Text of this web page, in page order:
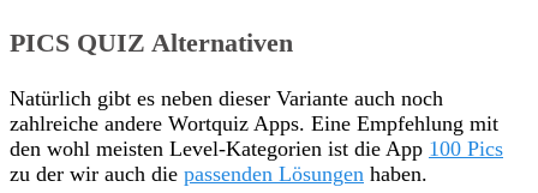
PICS QUIZ Alternativen
Natürlich gibt es neben dieser Variante auch noch
zahlreiche andere Wortquiz Apps. Eine Empfehlung mit
den wohl meisten Level-Kategorien ist die App 100 Pics
zu der wir auch die passenden Lösungen haben.